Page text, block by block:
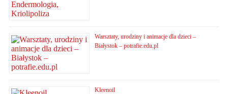
Warsztaty, urodziny i animacje dla dzieci –
Białystok – potrafie.edu.pl
Kleenoil